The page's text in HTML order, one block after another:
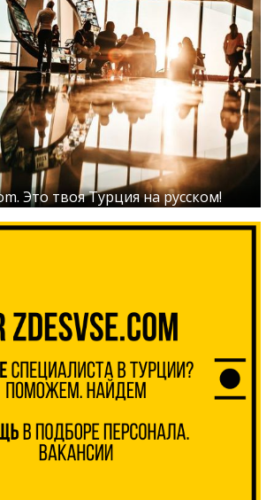
Это твоя Турция на русском!